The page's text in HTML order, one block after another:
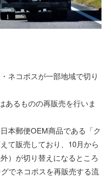
ネコポスが一部地域で切り
あるものの再販売を行いま
本郵便OEM商品である「ク
て販売しており、10月から
）が切り替えになるところ
でネコポスを再販売する流